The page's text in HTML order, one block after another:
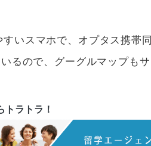
すいスマホで、オプタス携帯
るので、グーグルマップも
トラトラ！